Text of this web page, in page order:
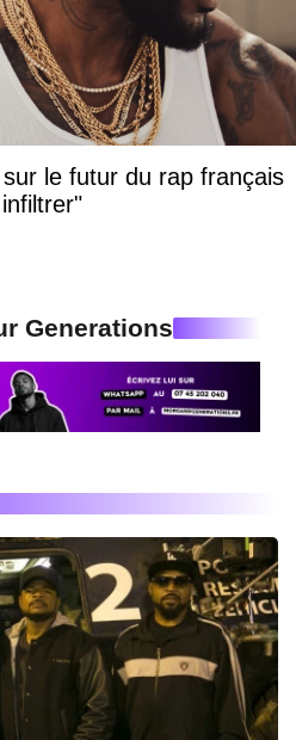
le futur du rap français
Generations